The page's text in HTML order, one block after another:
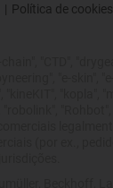
| Política de cookies